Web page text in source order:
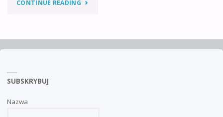
CONTINUE READING
ROZUMIESZ,
SUBSKRYBUJ
Nazwa